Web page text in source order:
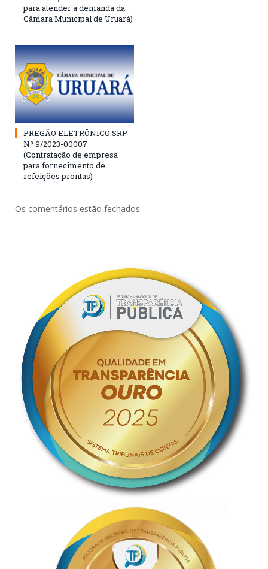
para atender a demanda da
Câmara Municipal de Uruará)
PREGÃO ELETRÔNICO SRP
Nº 9/2023-00007
(Contratação de empresa
para fornecimento de
refeições prontas)
Os comentários estão fechados.